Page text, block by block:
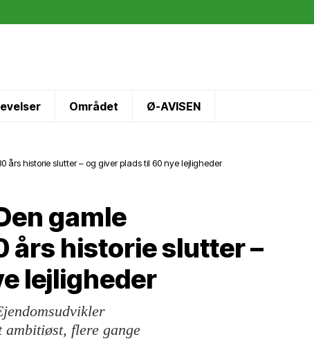
Området Ø-AVISEN
historie slutter – og giver plads til 60 nye lejligheder
gamle
års historie slutter –
lejligheder
flere gange